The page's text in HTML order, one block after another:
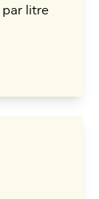
par litre